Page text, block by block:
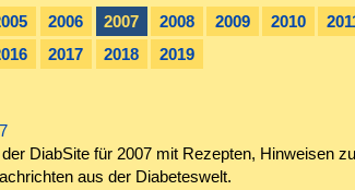
2006 2007 2008 2009 2010
2017 2018 2019
DiabSite für 2007 mit Rezepten, Hinweisen
aus der Diabeteswelt.